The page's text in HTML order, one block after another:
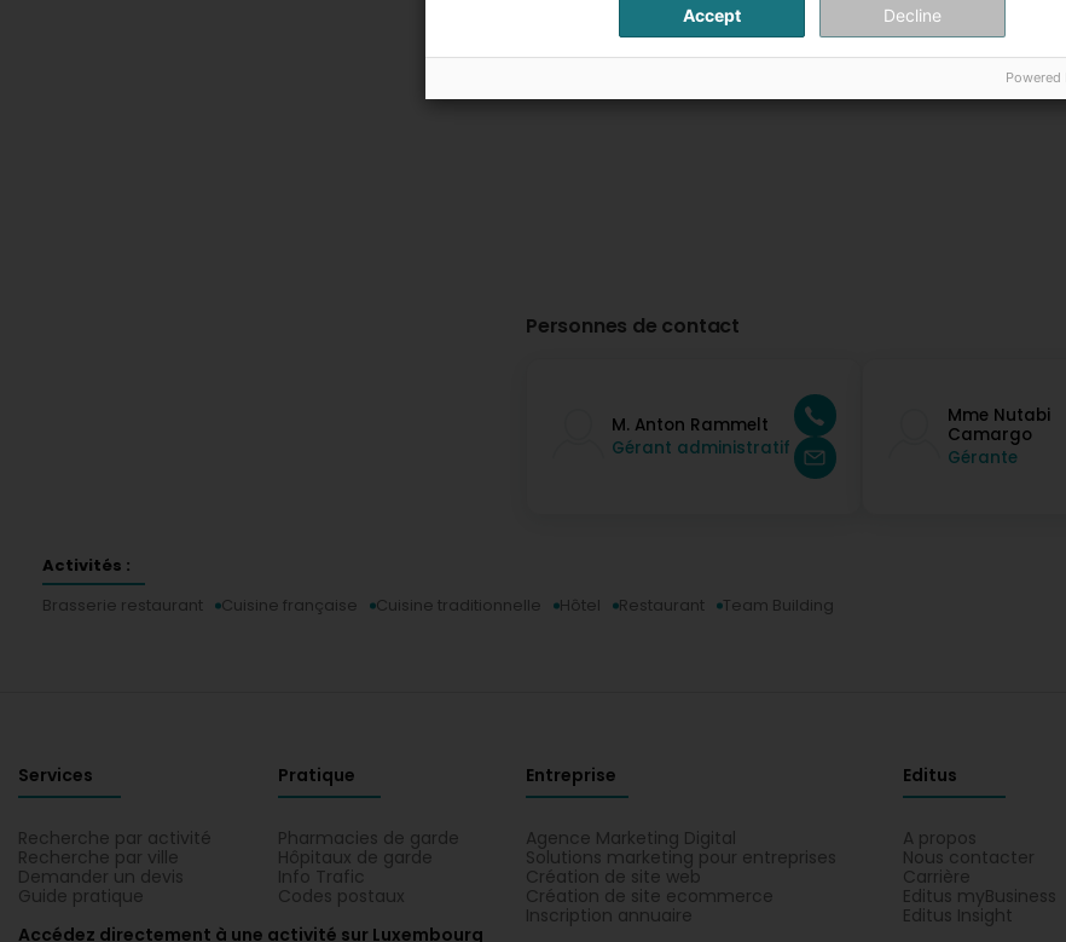
Plus d'infos
Personnes de contact
M. Anton Rammelt
Gérant administratif
Mme Nutabi
Camargo
Gérante
Activités :
Brasserie restaurant
Cuisine française Cuisine traditionnelle Hôtel Restaurant Team Building
Services
Recherche par activité
Recherche par ville
Demander un devis
Guide pratique
Pratique
Pharmacies de garde
Hôpitaux de garde
Info Trafic
Codes postaux
Entreprise
Agence Marketing Digital
Solutions marketing pour entreprises
Création de site web
Création de site ecommerce
Inscription annuaire
Editus
A propos
Nous contacter
Carrière
Editus myBusiness
Editus Insight
Accédez directement à une activité sur Luxembourg
Accept Decline
Powered